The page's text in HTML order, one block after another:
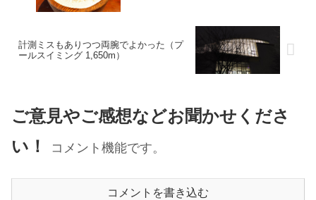
計測ミスもありつつ両腕でよかった（プ
ールスイミング 1,650m）
ご意見やご感想などお聞かせくださ
い！
コメント機能です。
コメントを書き込む